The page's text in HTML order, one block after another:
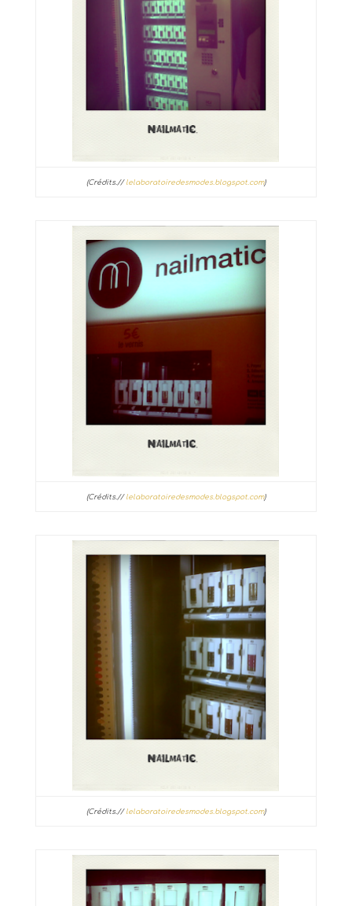
(Crédits.// lelaboratoiredesmodes.blogspot.com)
(Crédits.// lelaboratoiredesmodes.blogspot.com)
(Crédits.// lelaboratoiredesmodes.blogspot.com)